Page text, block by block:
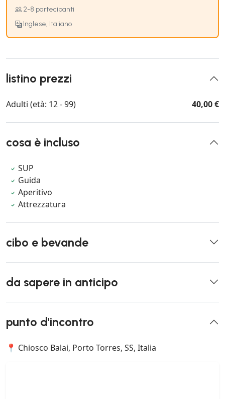
2-8 partecipanti
Inglese, Italiano
listino prezzi
Adulti (età: 12 - 99) 40,00 €
cosa è incluso
SUP
Guida
Aperitivo
Attrezzatura
cibo e bevande
da sapere in anticipo
punto d'incontro
📍 Chiosco Balai, Porto Torres, SS, Italia